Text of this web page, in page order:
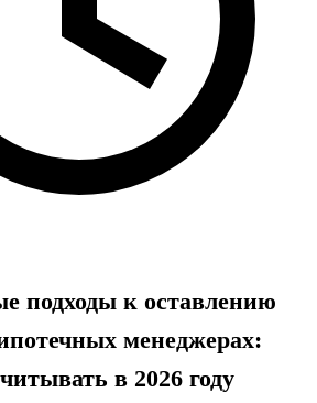
подходы к оставлению
менеджерах:
в 2026 году